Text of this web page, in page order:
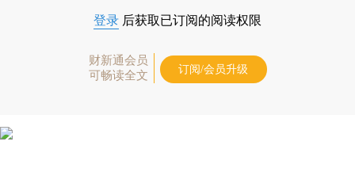
登录 后获取已订阅的阅读权限
财新通会员
可畅读全文
订阅/会员升级